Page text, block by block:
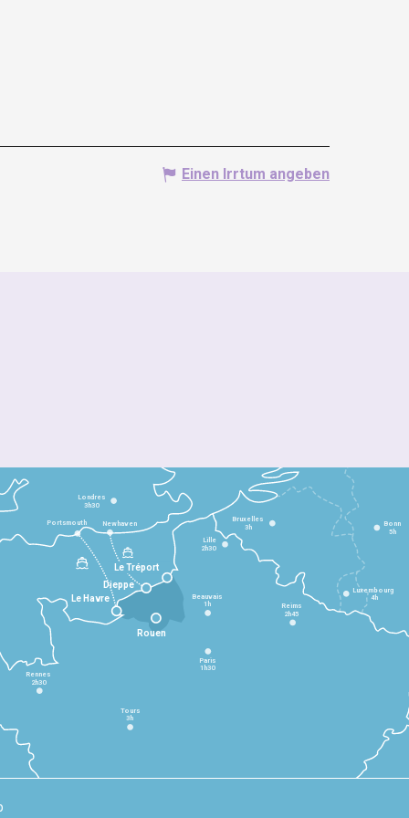
Einen Irrtum angeben
Le Havre
Dieppe
Le Tréport
Rennes
2h30
Tours
3h
Paris
1h30
Beauvais
1h Reims
2h45
Lille
2h30
Bruxelles
3h
Londres
3h30
Newhaven
Portsmouth Bonn
5h
Luxembourg
4h
Rouen